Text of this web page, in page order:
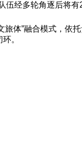
伍经多轮角逐后将
体”融合模式，依
。